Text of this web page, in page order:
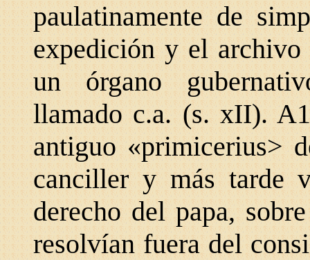
paulatinamente de
expedición y el
un órgano
llamado c.a. (s. xII).
antiguo «primicerius>
canciller y más tarde
derecho del papa,
resolvían fuera del